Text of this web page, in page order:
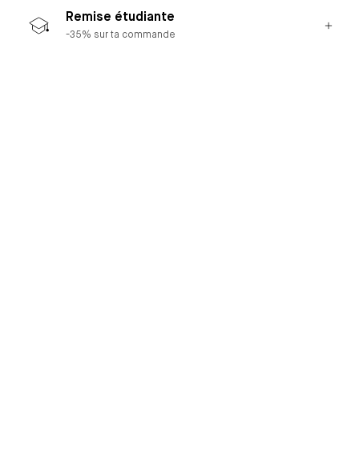
Remise étudiante
-35% sur ta commande